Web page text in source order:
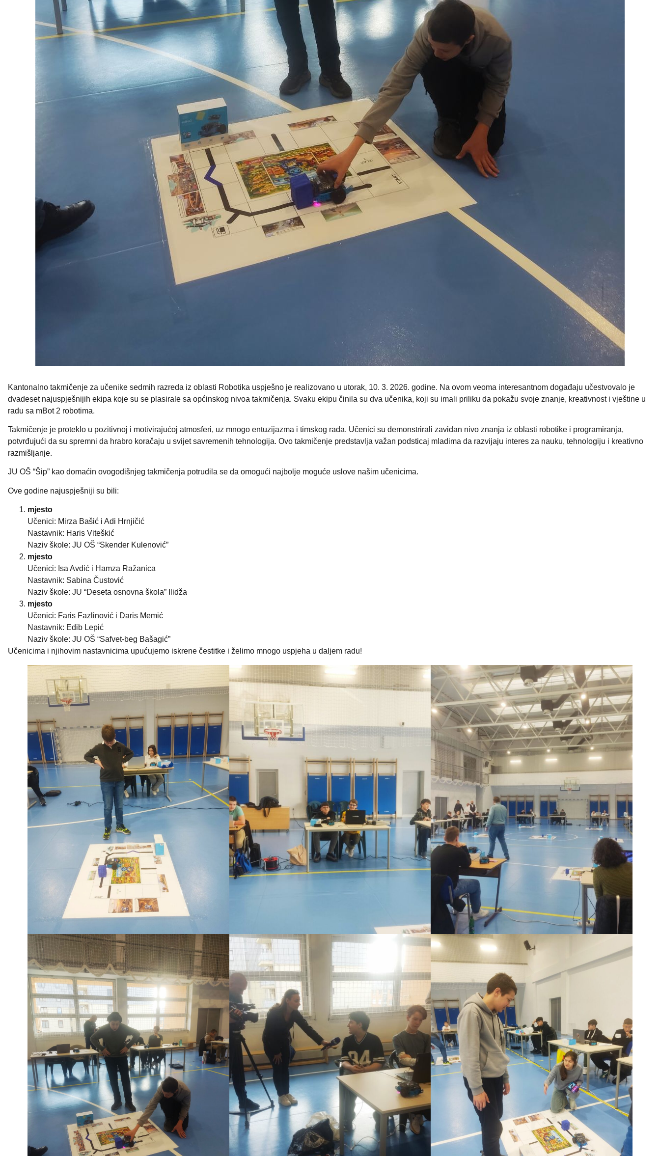
Kantonalno takmičenje za učenike sedmih razreda iz oblasti Robotika uspješno je realizovano u utorak, 10. 3. 2026. godine. Na ovom veoma interesantnom događaju učestvovalo je
dvadeset najuspješnijih ekipa koje su se plasirale sa općinskog nivoa takmičenja. Svaku ekipu činila su dva učenika, koji su imali priliku da pokažu svoje znanje, kreativnost i vještine u
radu sa mBot 2 robotima.
Takmičenje je proteklo u pozitivnoj i motivirajućoj atmosferi, uz mnogo entuzijazma i timskog rada. Učenici su demonstrirali zavidan nivo znanja iz oblasti robotike i programiranja,
potvrđujući da su spremni da hrabro koračaju u svijet savremenih tehnologija. Ovo takmičenje predstavlja važan podsticaj mladima da razvijaju interes za nauku, tehnologiju i kreativno
razmišljanje.
JU OŠ “Šip” kao domaćin ovogodišnjeg takmičenja potrudila se da omogući najbolje moguće uslove našim učenicima.
Ove godine najuspješniji su bili:
mjesto
Učenici: Mirza Bašić i Adi Hrnjičić
Nastavnik: Haris Viteškić
Naziv škole: JU OŠ “Skender Kulenović”
mjesto
Učenici: Isa Avdić i Hamza Ražanica
Nastavnik: Sabina Čustović
Naziv škole: JU “Deseta osnovna škola” Ilidža
mjesto
Učenici: Faris Fazlinović i Daris Memić
Nastavnik: Edib Lepić
Naziv škole: JU OŠ “Safvet-beg Bašagić”
Učenicima i njihovim nastavnicima upućujemo iskrene čestitke i želimo mnogo uspjeha u daljem radu!